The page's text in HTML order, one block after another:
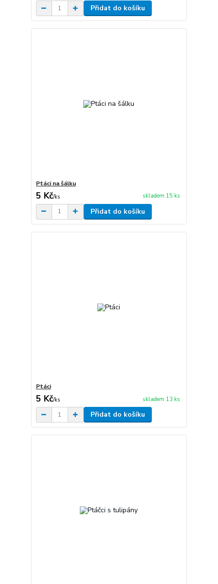
Přidat do košíku
Ptáci na šálku
5 Kč/ks skladem 15 ks
Přidat do košíku
Ptáci
5 Kč/ks skladem 13 ks
Přidat do košíku